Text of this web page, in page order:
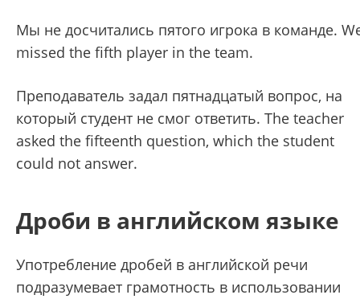
Мы не досчитались пятого игрока в команде.
missed the fifth player in the team.
Преподаватель задал пятнадцатый вопрос, на
который студент не смог ответить. The teacher
asked the fifteenth question, which the student
could not answer.
Дроби в английском языке
Употребление дробей в английской речи
подразумевает грамотность в использовании